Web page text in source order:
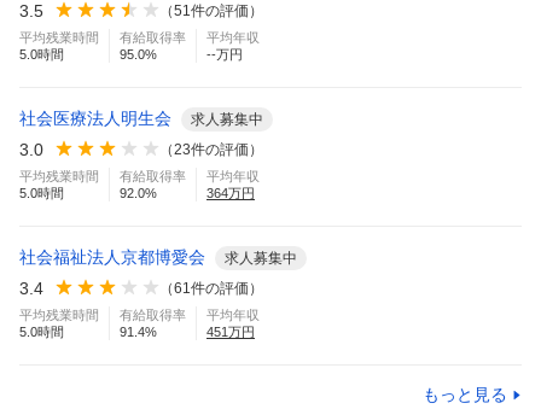
3.5 （51 件の評価）
平均残業時間
5.0時間
有給取得率
95.0%
平均年収
--万円
社会医療法人明生会 求人募集中
3.0 （23件の評価）
平均残業時間
5.0時間
有給取得率
92.0%
平均年収
364万円
社会福祉法人京都博愛会 求人募集中
3.4 （61 件の評価）
平均残業時間
5.0時間
有給取得率
91.4%
平均年収
451万円
もっと見る